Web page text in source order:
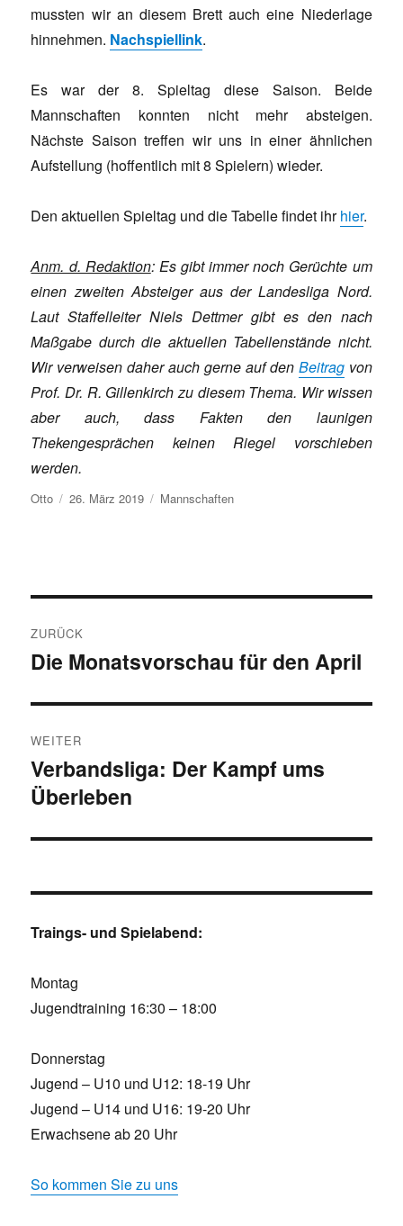
mussten wir an diesem Brett auch eine Niederlage
hinnehmen. Nachspiellink.
Es war der 8. Spieltag diese Saison. Beide
Mannschaften konnten nicht mehr absteigen.
Nächste Saison treffen wir uns in einer ähnlichen
Aufstellung (hoffentlich mit 8 Spielern) wieder.
Den aktuellen Spieltag und die Tabelle findet ihrhier.
Anm. d. Redaktion: Es gibt immer noch Gerüchte um
einen zweiten Absteiger aus der Landesliga Nord.
Laut Staffelleiter Niels Dettmer gibt es den nach
Maßgabe durch die aktuellen Tabellenstände nicht.
Wir verweisen daher auch gerne auf den Beitragvon
Prof. Dr. R. Gillenkirch zu diesem Thema. Wir wissen
aber auch, dass Fakten den launigen
Thekengesprächen keinen Riegel vorschieben
werden.
Autor
Otto Veröffentlicht
am
26. März 2019 Kategorien
Mannschaften
ZURÜCK
Vorheriger
Die Monatsvorschau für den April
WEITER
Nächster
Beitrag:
Verbandsliga: Der Kampf ums
Überleben
Traings- und Spielabend:
Montag
Jugendtraining 16:30 – 18:00
Donnerstag
Jugend – U10 und U12: 18-19 Uhr
Jugend – U14 und U16: 19-20 Uhr
Erwachsene ab 20 Uhr
So kommen Sie zu uns